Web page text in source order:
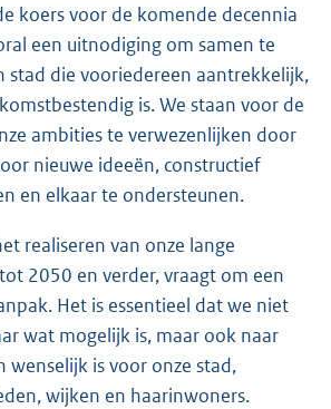
koers voor de komende decennia
een uitnodiging om samen te
stad die vooriedereen aantrekkelijk,
is. We staan voor de
ambities te verwezenlijken door
nieuwe ideeën, constructief
en elkaar te ondersteunen.
realiseren van onze lange
2050 en verder, vraagt om een
Het is essentieel dat we niet
wat mogelijk is, maar ook naar
wenselijk is voor onze stad,
wijken en haarinwoners.